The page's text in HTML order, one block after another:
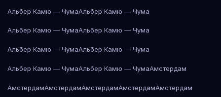
Альбер Камю — ЧумаАльбер Камю — Чума
Альбер Камю — ЧумаАльбер Камю — Чума
Альбер Камю — ЧумаАльбер Камю — Чума
Альбер Камю — ЧумаАльбер Камю — ЧумаАмстердам
АмстердамАмстердамАмстердамАмстердамАмстердам